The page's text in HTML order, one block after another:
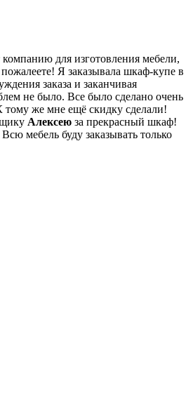
для изготовления мебели,
Я заказывала шкаф-купе в
заказа и заканчивая
не было. Все было сделано очень
тому же мне ещё скидку сделали!
Алексею за прекрасный шкаф!
мебель буду заказывать только